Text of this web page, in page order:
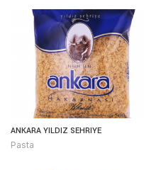
ANKARA YILDIZ SEHRIYE
Pasta